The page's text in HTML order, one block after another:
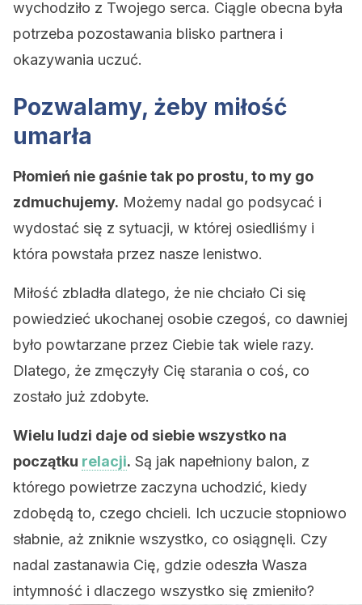
wychodziło z Twojego serca. Ciągle obecna była
potrzeba pozostawania blisko partnera i
okazywania uczuć.
Pozwalamy, żeby miłość
umarła
Płomień nie gaśnie tak po prostu, to my go
zdmuchujemy. Możemy nadal go podsycać i
wydostać się z sytuacji, w której osiedliśmy i
która powstała przez nasze lenistwo.
Miłość zbladła dlatego, że nie chciało Ci się
powiedzieć ukochanej osobie czegoś, co dawniej
było powtarzane przez Ciebie tak wiele razy.
Dlatego, że zmęczyły Cię starania o coś, co
zostało już zdobyte.
Wielu ludzi daje od siebie wszystko na
początku relacji. Są jak napełniony balon, z
którego powietrze zaczyna uchodzić, kiedy
zdobędą to, czego chcieli. Ich uczucie stopniowo
słabnie, aż zniknie wszystko, co osiągnęli. Czy
nadal zastanawia Cię, gdzie odeszła Wasza
intymność i dlaczego wszystko się zmieniło?